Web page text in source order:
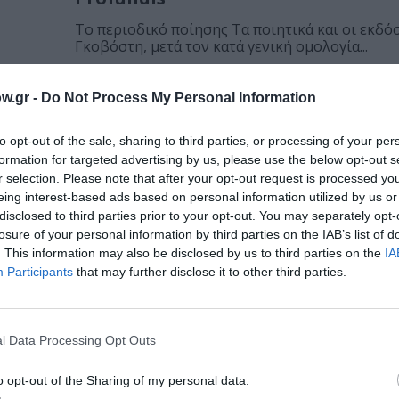
- Do Not Process My Personal Information
opt-out of the sale, sharing to third parties, or processing of your
for targeted advertising by us, please use the below opt-out
selection. Please note that after your opt-out request is processed
interest-based ads based on personal information utilized by us
to third parties prior to your opt-out. You may separately
of your personal information by third parties on the IAB’s list of
This information may also be disclosed by us to third parties on the
Participants that may further disclose it to other third parties.
Data Processing Opt Outs
opt-out of the Sharing of my personal data.
Το περιοδικό ποίησης Τα ποιητικά και οι
Γκοβόστη, μετά τον κατά γενική ομολογία...
Από τις εκδόσεις Γκοβόστη κυκλοφορεί το
και ειρήνη του Λέων Τολστόη σε...